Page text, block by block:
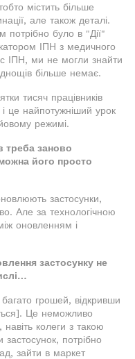
містить більше
але також деталі.
було в "Дії"
ІПН з медичного
ІПН, ми не могли знайти
більше немає.
тисяч працівників
це найпотужніший урок
режимі.
треба заново
його просто
застосунки,
Але за технологічною
оновленням і
застосунку не
грошей, відкривши
Це неможливо
навіть колеги з такою
потрібно
зайти в маркет